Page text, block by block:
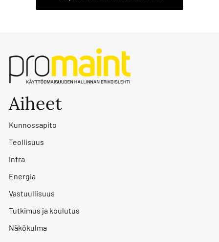
Aiheet
Kunnossapito
Teollisuus
Infra
Energia
Vastuullisuus
Tutkimus ja koulutus
Näkökulma